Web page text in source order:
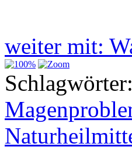
weiter mit:
Schlagwörter: